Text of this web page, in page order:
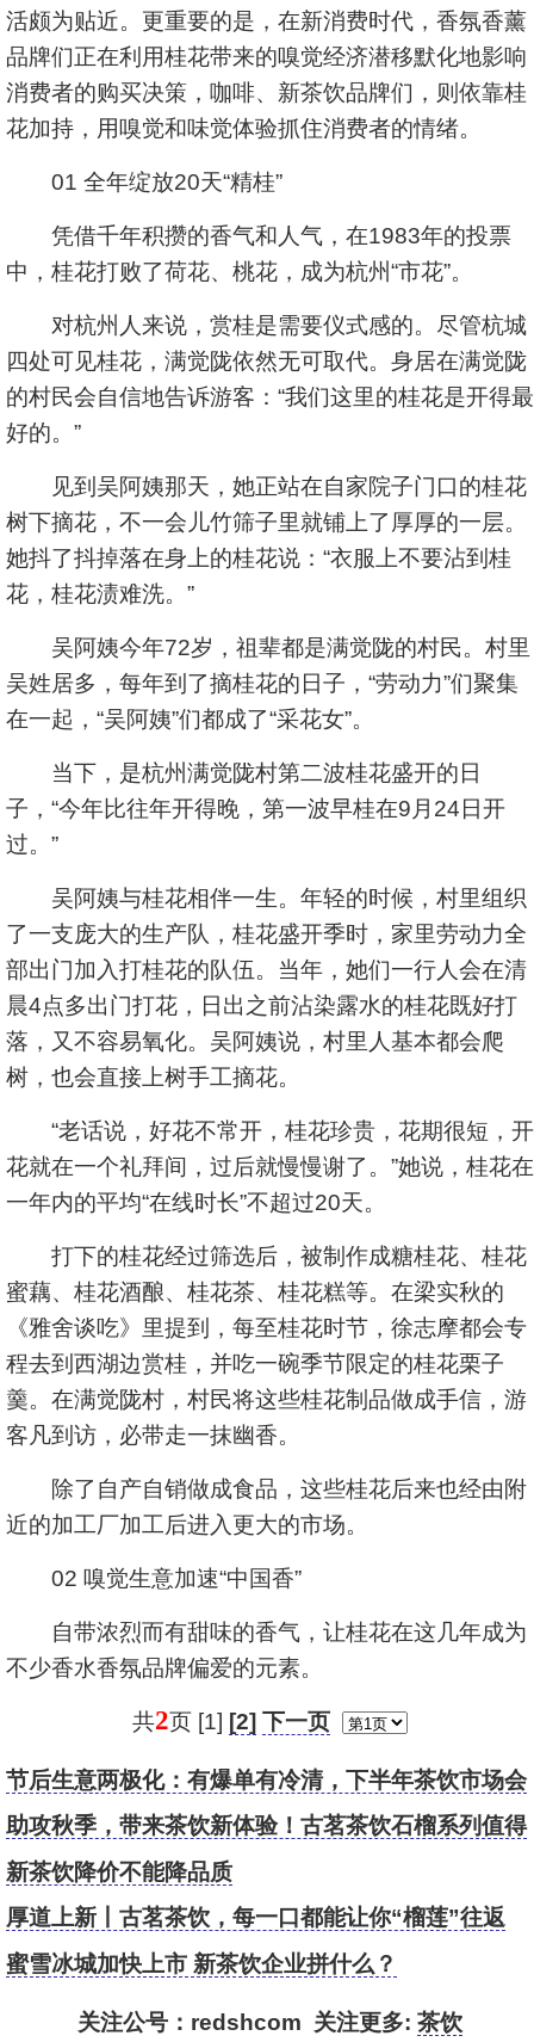
活颇为贴近。更重要的是，在新消费时代，香氛香薰
品牌们正在利用桂花带来的嗅觉经济潜移默化地影响
消费者的购买决策，咖啡、新茶饮品牌们，则依靠桂
花加持，用嗅觉和味觉体验抓住消费者的情绪。
01 全年绽放20天“精桂”
凭借千年积攒的香气和人气，在1983年的投票
中，桂花打败了荷花、桃花，成为杭州“市花”。
对杭州人来说，赏桂是需要仪式感的。尽管杭城
四处可见桂花，满觉陇依然无可取代。身居在满觉陇
的村民会自信地告诉游客：“我们这里的桂花是开得最
好的。”
见到吴阿姨那天，她正站在自家院子门口的桂花
树下摘花，不一会儿竹筛子里就铺上了厚厚的一层。
她抖了抖掉落在身上的桂花说：“衣服上不要沾到桂
花，桂花渍难洗。”
吴阿姨今年72岁，祖辈都是满觉陇的村民。村里
吴姓居多，每年到了摘桂花的日子，“劳动力”们聚集
在一起，“吴阿姨”们都成了“采花女”。
当下，是杭州满觉陇村第二波桂花盛开的日
子，“今年比往年开得晚，第一波早桂在9月24日开
过。”
吴阿姨与桂花相伴一生。年轻的时候，村里组织
了一支庞大的生产队，桂花盛开季时，家里劳动力全
部出门加入打桂花的队伍。当年，她们一行人会在清
晨4点多出门打花，日出之前沾染露水的桂花既好打
落，又不容易氧化。吴阿姨说，村里人基本都会爬
树，也会直接上树手工摘花。
“老话说，好花不常开，桂花珍贵，花期很短，开
花就在一个礼拜间，过后就慢慢谢了。”她说，桂花在
一年内的平均“在线时长”不超过20天。
打下的桂花经过筛选后，被制作成糖桂花、桂花
蜜藕、桂花酒酿、桂花茶、桂花糕等。在梁实秋的
《雅舍谈吃》里提到，每至桂花时节，徐志摩都会专
程去到西湖边赏桂，并吃一碗季节限定的桂花栗子
羹。在满觉陇村，村民将这些桂花制品做成手信，游
客凡到访，必带走一抹幽香。
除了自产自销做成食品，这些桂花后来也经由附
近的加工厂加工后进入更大的市场。
02 嗅觉生意加速“中国香”
自带浓烈而有甜味的香气，让桂花在这几年成为
不少香水香氛品牌偏爱的元素。
共2页 [1] [2] 下一页
节后生意两极化：有爆单有冷清，下半年茶饮市场会
向好吗？
助攻秋季，带来茶饮新体验！古茗茶饮石榴系列值得
一试
新茶饮降价不能降品质
厚道上新丨古茗茶饮，每一口都能让你“榴莲”往返
蜜雪冰城加快上市 新茶饮企业拼什么？
关注公号：redshcom 关注更多: 茶饮